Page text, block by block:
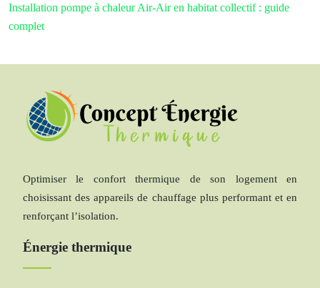
Installation pompe à chaleur Air-Air en habitat collectif : guide
complet
Optimiser le confort thermique de son logement en
choisissant des appareils de chauffage plus performant et en
renforçant l’isolation.
Énergie thermique